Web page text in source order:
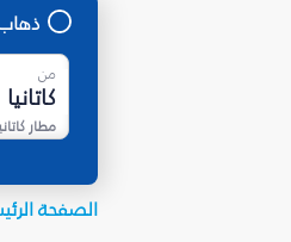
من
مطار
الصفحة